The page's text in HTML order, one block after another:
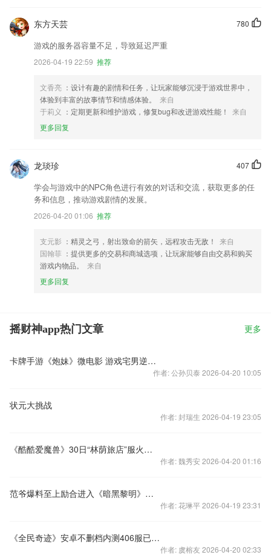
780
东方天芸
游戏的服务器容量不足，导致延迟严重
2026-04-19 22:59 推荐
文香亮 ：设计有趣的剧情和任务，让玩家能够沉浸于游戏世界中，
体验到丰富的故事情节和情感体验。
来自
于莉义 ：定期更新和维护游戏，修复bug和改进游戏性能！
来自
更多回复
407
龙琰珍
学会与游戏中的NPC角色进行有效的对话和交流，获取更多的任
务和信息，推动游戏剧情的发展。
2026-04-20 01:06 推荐
支元影 ：精灵之弓，射出致命的箭矢，远程攻击无敌！
来自
国翰菲 ：提供更多的交易和商城选项，让玩家能够自由交易和购买
游戏内物品。
来自
更多回复
摇财神app热门文章 更多
卡牌手游《炮妹》微电影 游戏宅男逆袭众女神！
作者: 公孙贝泰 2026-04-20 10:05
状元大挑战
作者: 封瑞生 2026-04-19 23:05
《酷酷爱魔兽》30日“林荫旅店”服火爆开启
作者: 魏秀安 2026-04-20 01:16
范爷爆料至上励合进入《暗黑黎明》搬砖
作者: 花琳平 2026-04-19 23:31
《全民奇迹》安卓不删档内测406服已开！
作者: 虞榕友 2026-04-20 02:33